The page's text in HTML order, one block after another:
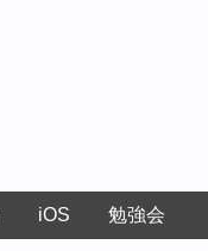
iOS 勉強会